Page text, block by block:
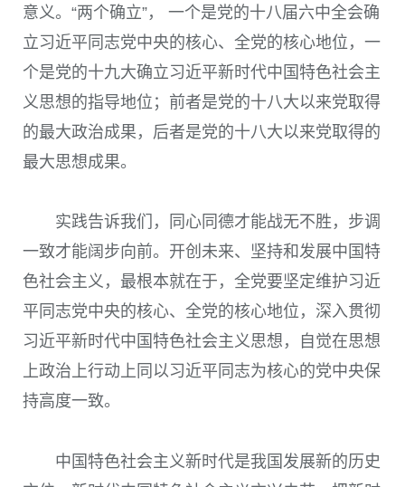
意义。“两个确立”， 一个是党的十八届六中全会确
立习近平同志党中央的核心、全党的核心地位，一
个是党的十九大确立习近平新时代中国特色社会主
义思想的指导地位；前者是党的十八大以来党取得
的最大政治成果，后者是党的十八大以来党取得的
最大思想成果。
实践告诉我们，同心同德才能战无不胜，步调
一致才能阔步向前。开创未来、坚持和发展中国特
色社会主义，最根本就在于，全党要坚定维护习近
平同志党中央的核心、全党的核心地位，深入贯彻
习近平新时代中国特色社会主义思想，自觉在思想
上政治上行动上同以习近平同志为核心的党中央保
持高度一致。
中国特色社会主义新时代是我国发展新的历史